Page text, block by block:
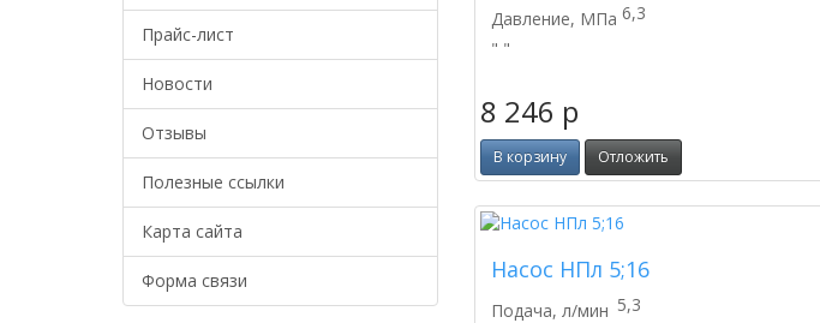
Прайс-лист
Новости
Отзывы
Полезные ссылки
Карта сайта
Форма связи
Давление, МПа 6,3
" "
8 246 p
В корзину Отложить
Насос НПл 5;16
Подача, л/мин 5,3